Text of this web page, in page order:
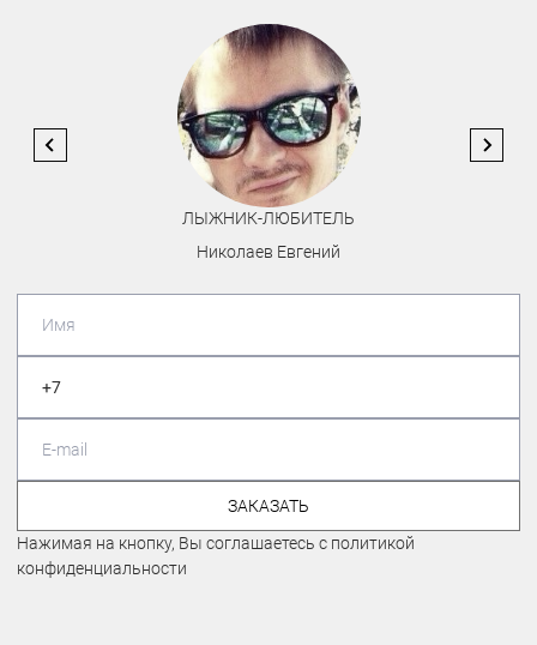
ЛЫЖНИК-ЛЮБИТЕЛЬ
Николаев Евгений
ЗАКАЗАТЬ
Нажимая на кнопку, Вы соглашаетесь с политикой
конфиденциальности